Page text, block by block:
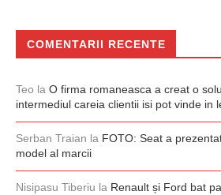
COMENTARII RECENTE
Teo la O firma romaneasca a creat o
intermediul careia clientii isi pot vinde in
Serban Traian la FOTO: Seat a
model al marcii
Nisipasu Tiberiu la Renault și Ford bat